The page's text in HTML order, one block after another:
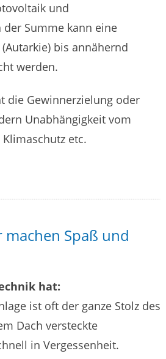
und
Summe kann eine
bis annähernd
werden.
die Gewinnerzielung oder
Unabhängigkeit vom
etc.
Spaß und
hat:
ist oft der ganze Stolz des
Dach versteckte
in Vergessenheit.